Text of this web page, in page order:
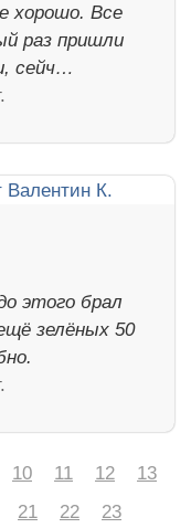
хорошо. Все
раз пришли
сейч…
этого брал
зелёных 50
10 11 12
13
21 22
23